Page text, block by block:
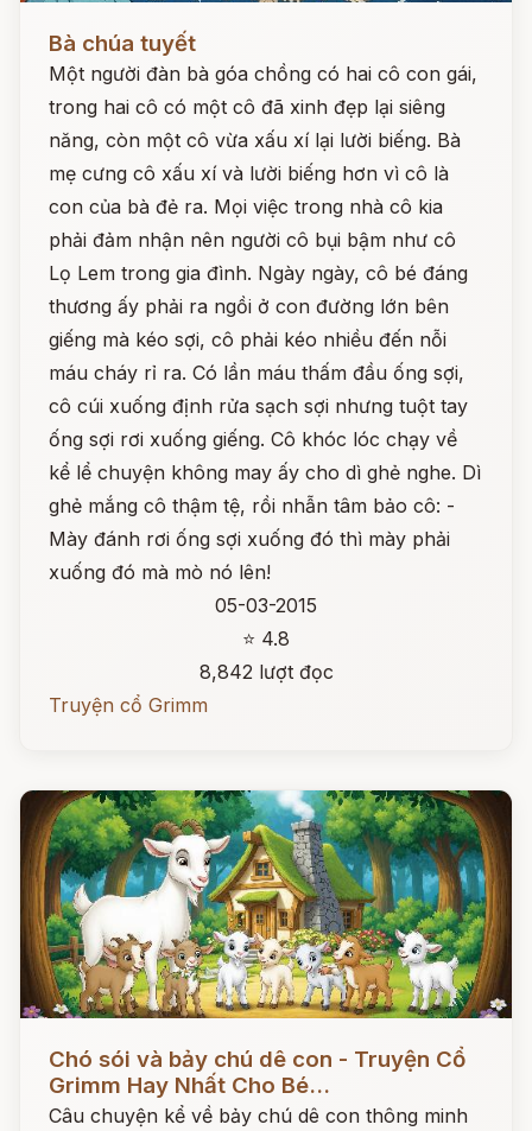
Bà chúa tuyết
Một người đàn bà góa chồng có hai cô con gái,
trong hai cô có một cô đã xinh đẹp lại siêng
năng, còn một cô vừa xấu xí lại lười biếng. Bà
mẹ cưng cô xấu xí và lười biếng hơn vì cô là
con của bà đẻ ra. Mọi việc trong nhà cô kia
phải đảm nhận nên người cô bụi bậm như cô
Lọ Lem trong gia đình. Ngày ngày, cô bé đáng
thương ấy phải ra ngồi ở con đường lớn bên
giếng mà kéo sợi, cô phải kéo nhiều đến nỗi
máu cháy rỉ ra. Có lần máu thấm đầu ống sợi,
cô cúi xuống định rửa sạch sợi nhưng tuột tay
ống sợi rơi xuống giếng. Cô khóc lóc chạy về
kể lể chuyện không may ấy cho dì ghẻ nghe. Dì
ghẻ mắng cô thậm tệ, rồi nhẫn tâm bảo cô: -
Mày đánh rơi ống sợi xuống đó thì mày phải
xuống đó mà mò nó lên!
05-03-2015
⭐ 4.8
8,842 lượt đọc
Truyện cổ Grimm
Chó sói và bảy chú dê con - Truyện Cổ
Grimm Hay Nhất Cho Bé...
Câu chuyện kể về bảy chú dê con thông minh